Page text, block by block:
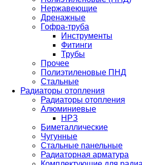
Нержавеющие
Дренажные
Гофра-труба
Инструменты
Фитинги
Трубы
Прочее
Полиэтиленовые ПНД
Стальные
Радиаторы отопления
Радиаторы отопления
Алюминиевые
НРЗ
Биметаллические
Чугунные
Стальные панельные
Радиаторная арматура